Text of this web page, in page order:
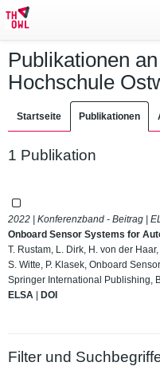
Publikationen
Hochschule
Startseite Publikationen
1 Publikation
2022 | Konferenzband - Beitrag |
Onboard Sensor Systems for
T. Rustam, L. Dirk, H. von der
S. Witte, P. Klasek, Onboard
Springer International Publishing,
ELSA | DOI
Filter und